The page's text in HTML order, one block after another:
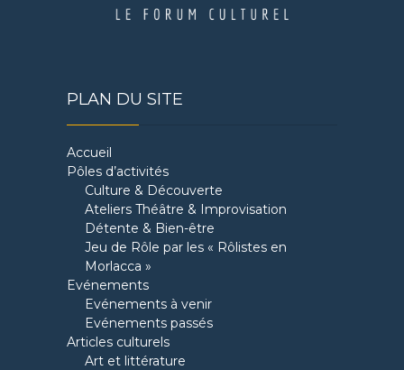
PLAN DU SITE
Accueil
Pôles d’activités
Culture & Découverte
Ateliers Théâtre & Improvisation
Détente & Bien-être
Jeu de Rôle par les « Rôlistes en
Morlacca »
Evénements
Evénements à venir
Evénements passés
Articles culturels
Art et littérature